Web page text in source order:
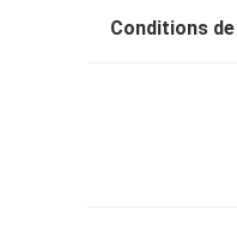
Conditions